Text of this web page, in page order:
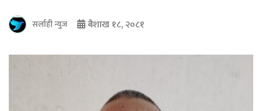
सर्लाही न्युज बैशाख १८, २०८१